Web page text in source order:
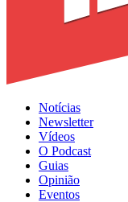
Notícias
Newsletter
Vídeos
O Podcast
Guias
Opinião
Eventos